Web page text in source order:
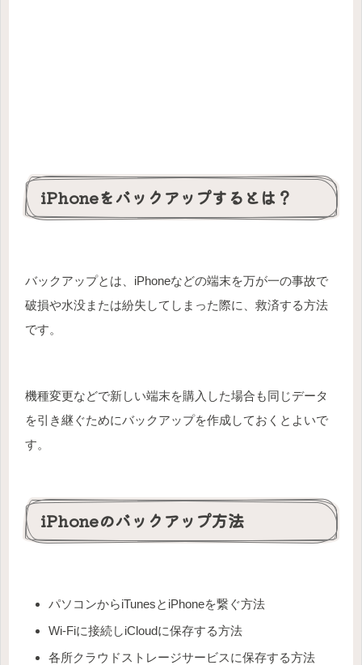
iPhoneをバックアップするとは？
バックアップとは、iPhoneなどの端末を万が一の事故で
破損や水没または紛失してしまった際に、救済する方法
です。
機種変更などで新しい端末を購入した場合も同じデータ
を引き継ぐためにバックアップを作成しておくとよいで
す。
iPhoneのバックアップ方法
パソコンからiTunesとiPhoneを繋ぐ方法
Wi-Fiに接続しiCloudに保存する方法
各所クラウドストレージサービスに保存する方法